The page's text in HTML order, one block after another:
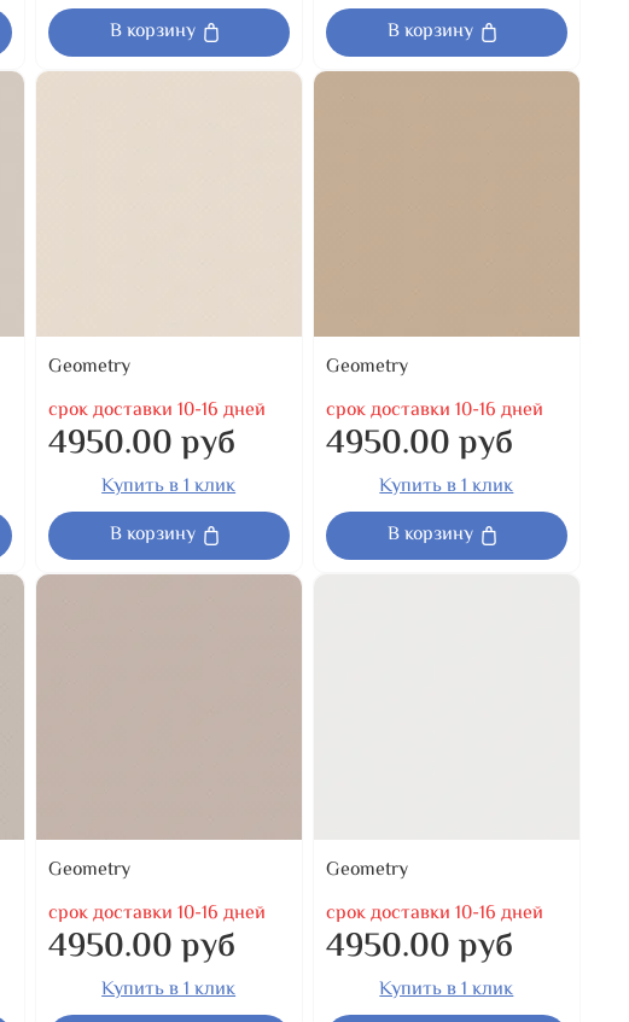
В корзину
В корзину
Geometry
срок доставки 10-16 дней
4950.00 руб
Купить в 1 клик
В корзину
Geometry
срок доставки 10-16 дней
4950.00 руб
Купить в 1 клик
В корзину
Geometry
срок доставки 10-16 дней
4950.00 руб
Купить в 1 клик
Geometry
срок доставки 10-16 дней
4950.00 руб
Купить в 1 клик